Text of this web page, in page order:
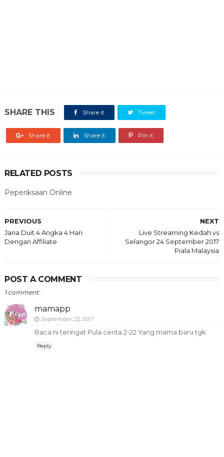
SHARE THIS Share it Tweet
Share it Share it Pin it
RELATED POSTS
Peperiksaan Online
NEXT
Live Streaming Kedah vs
Selangor 24 September 2017
Piala Malaysia
PREVIOUS
Jana Duit 4 Angka 4 Hari
Dengan Affiliate
POST A COMMENT
1 comment:
mamapp
September 23, 2017
Baca ni teringat Pula cerita 2-22 Yang mama baru tgk
Reply